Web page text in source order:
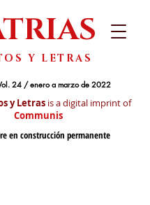
en construcción permanente
Y LETRAS
24 / enero a marzo de 2022
y Letras is a digital imprint of
Communis